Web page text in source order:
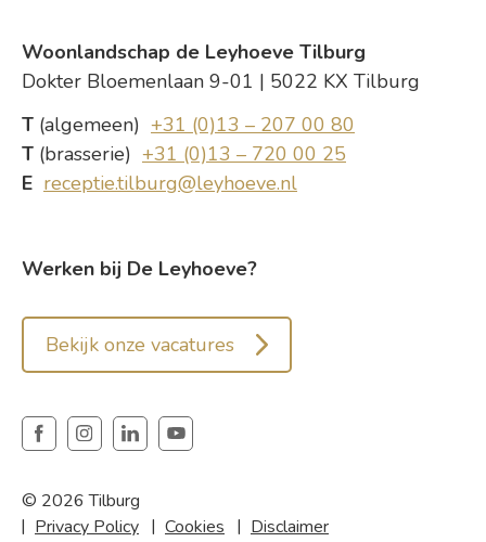
Woonlandschap de Leyhoeve Tilburg
Dokter Bloemenlaan 9-01 | 5022 KX Tilburg
T (algemeen) +31 (0)13 – 207 00 80
T (brasserie) +31 (0)13 – 720 00 25
E receptie.tilburg@leyhoeve.nl
Werken bij De Leyhoeve?
Bekijk onze vacatures
© 2026 Tilburg
Privacy Policy
Cookies
Disclaimer